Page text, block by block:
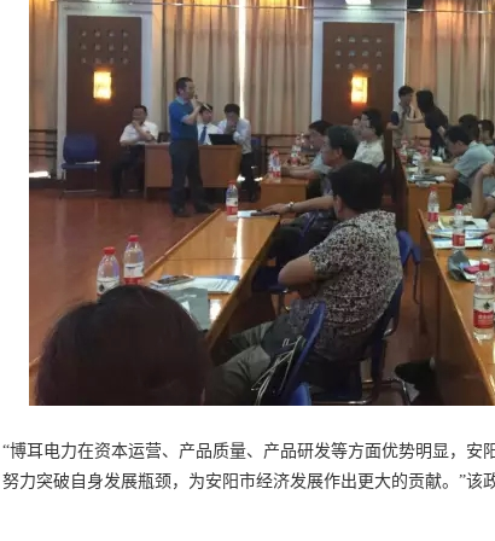
电力在资本运营、产品质量、产品研发等方面优势明显，安
力突破自身发展瓶颈，为安阳市经济发展作出更大的贡献。”该